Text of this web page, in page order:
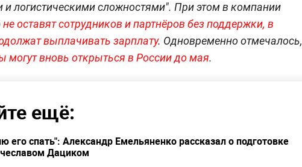
и логистическими сложностями". При этом в компании
не оставят сотрудников и партнёров без поддержки, в
выплачивать зарплату. Одновременно отмечалось,
могут вновь открыться в России до мая.
ещё:
его спать": Александр Емельяненко рассказал о подготовке
Дациком